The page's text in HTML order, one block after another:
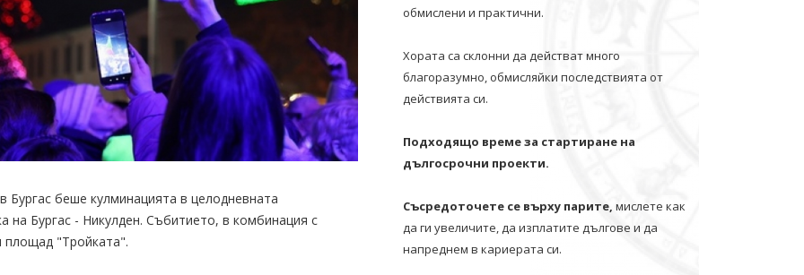
Бургас беше кулминацията в целодневната
на Бургас - Никулден. Събитието, в комбинация с
площад "Тройката".
обмислени и практични.
Хората са склонни да действат много
благоразумно, обмисляйки последствията от
действията си.
Подходящо време за стартиране на
дългосрочни проекти.
Съсредоточете се върху парите, мислете как
да ги увеличите, да изплатите дългове и да
напреднем в кариерата си.